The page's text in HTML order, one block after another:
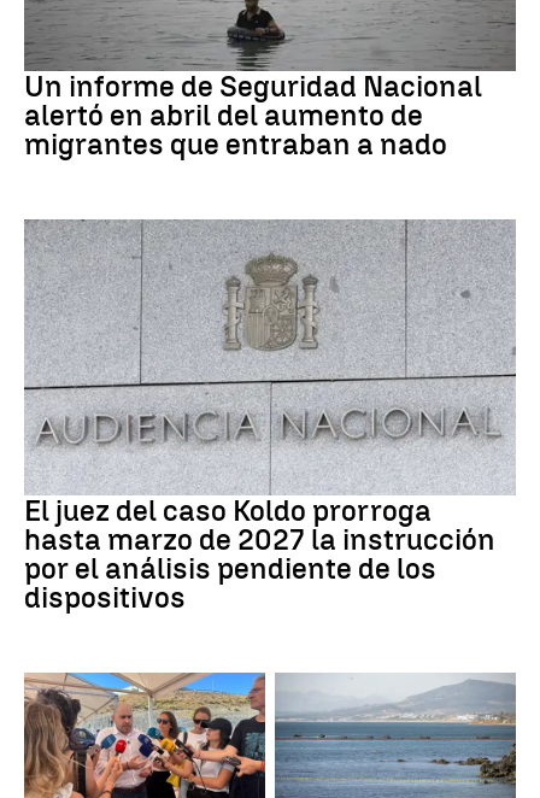
Ceuta
Un informe de Seguridad Nacional
alertó en abril del aumento de
migrantes que entraban a nado
Caso Koldo
El juez del caso Koldo prorroga
hasta marzo de 2027 la instrucción
por el análisis pendiente de los
dispositivos
Crisis Migratoria CRISIS MIGRATORIA